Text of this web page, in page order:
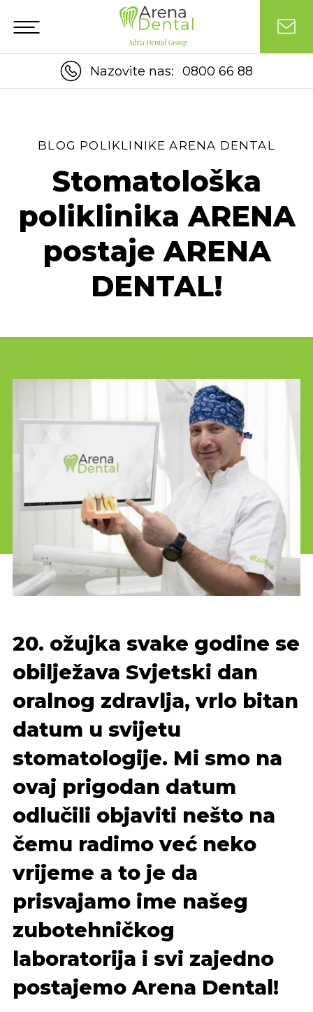
Nazovite nas: 0800 66 88
BLOG POLIKLINIKE ARENA DENTAL
Stomatološka
poliklinika ARENA
postaje ARENA
DENTAL!
20. ožujka svake godine se
obilježava Svjetski dan
oralnog zdravlja, vrlo bitan
datum u svijetu
stomatologije. Mi smo na
ovaj prigodan datum
odlučili objaviti nešto na
čemu radimo već neko
vrijeme a to je da
prisvajamo ime našeg
zubotehničkog
laboratorija i svi zajedno
postajemo Arena Dental!